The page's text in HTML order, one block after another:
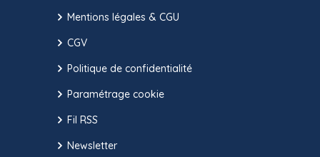
Mentions légales & CGU
CGV
Politique de confidentialité
Paramétrage cookie
Fil RSS
Newsletter